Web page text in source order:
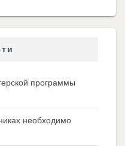
программы
необходимо